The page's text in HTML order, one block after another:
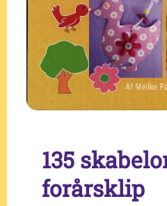
135
forårsklip